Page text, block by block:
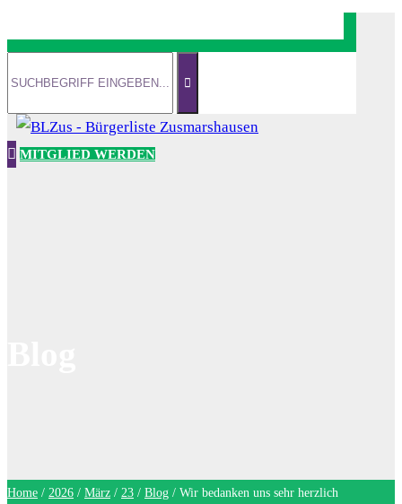
MITGLIED WERDEN
Home / 2026 / März / 23 / Blog / Wir bedanken uns sehr herzlich